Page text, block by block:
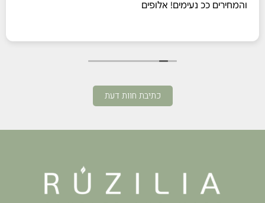
והמחירים ככ נעימים! אלופים
כתיבת חוות דעת